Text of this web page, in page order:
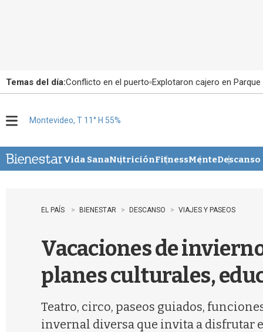
Temas del día:Conflicto en el puerto Explotaron cajero en
u
Montevideo, T 11° H 55%
Vida SanaNutriciónFitnessMenteDescanso
EL PAÍS BIENESTAR DESCANSO VIAJES Y PASEOS
Vacaciones de
planes culturales,
Teatro, circo, paseos guiados,
invernal diversa que invita a disfrutar